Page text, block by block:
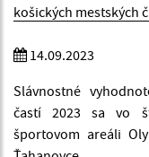
košických mestských
14.09.2023
Slávnostné
častí 2023 sa vo
športovom areáli